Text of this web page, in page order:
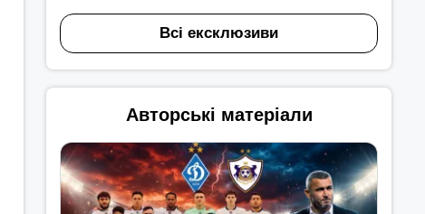
Всі ексклюзиви
Авторські матеріали